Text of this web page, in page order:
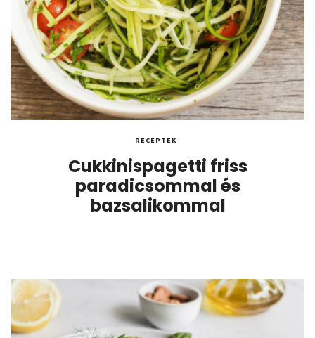
RECEPTEK
Cukkinispagetti friss
paradicsommal és
bazsalikommal